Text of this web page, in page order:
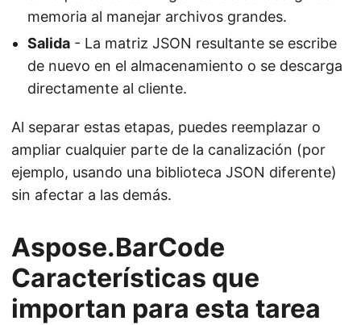
memoria al manejar archivos grandes.
Salida - La matriz JSON resultante se escribe
de nuevo en el almacenamiento o se descarga
directamente al cliente.
Al separar estas etapas, puedes reemplazar o
ampliar cualquier parte de la canalización (por
ejemplo, usando una biblioteca JSON diferente)
sin afectar a las demás.
Aspose.BarCode
Características que
importan para esta tarea